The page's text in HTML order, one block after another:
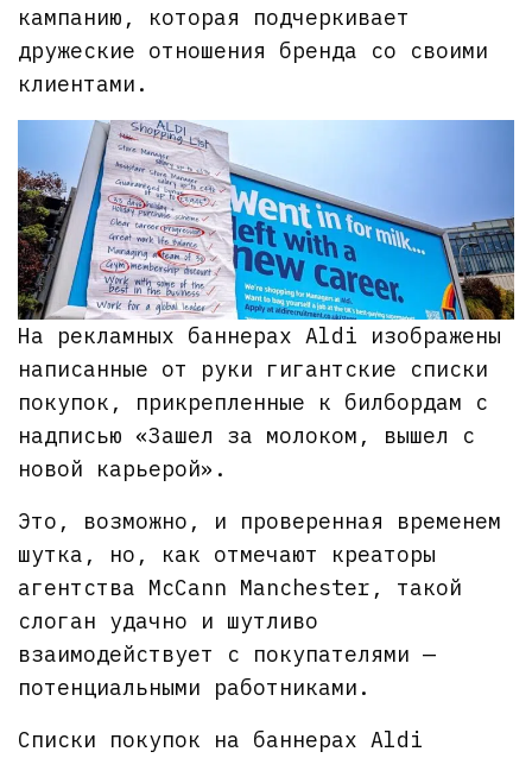
кампанию, которая подчеркивает
дружеские отношения бренда со своими
клиентами.
На рекламных баннерах Aldi изображены
написанные от руки гигантские списки
покупок, прикрепленные к билбордам с
надписью «Зашел за молоком, вышел с
новой карьерой».
Это, возможно, и проверенная временем
шутка, но, как отмечают креаторы
агентства McCann Manchester, такой
слоган удачно и шутливо
взаимодействует с покупателями —
потенциальными работниками.
Списки покупок на баннерах Aldi